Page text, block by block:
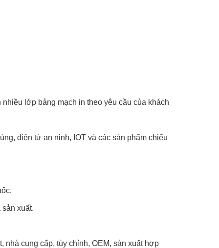
lớp bảng mạch in theo yêu cầu của khách
điện tử an ninh, IOT và các sản phẩm chiếu
xuất.
nhà cung cấp, tùy chỉnh, OEM, sản xuất hợp